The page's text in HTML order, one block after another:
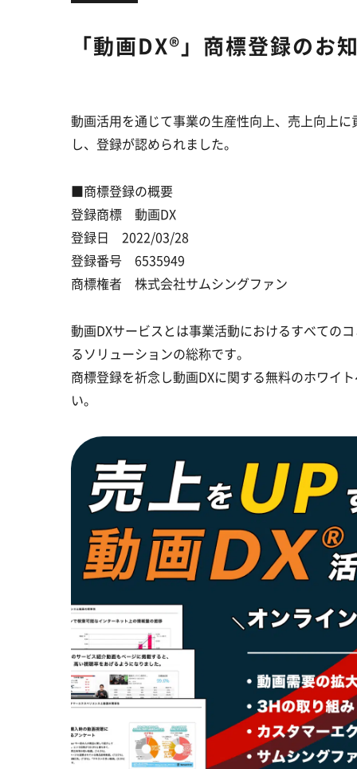
「動画DX®︎」商標登録のお
動画活用を通じて事業の生産性向上、売上向上
し、登録が認められました。
■商標登録の概要
登録商標 動画DX
登録日 2022/03/28
登録番号 6535949
商標権者 株式会社サムシングファン
動画DXサービスとは事業活動におけるすべての
るソリューションの総称です。
商標登録を祈念し動画DXに関する無料のホワイ
い。